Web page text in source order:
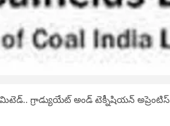
గ్రాడ్యుయేట్‌ అండ్‌ టెక్నీషియన్‌ అప్రెంటిస్‌షిప్‌